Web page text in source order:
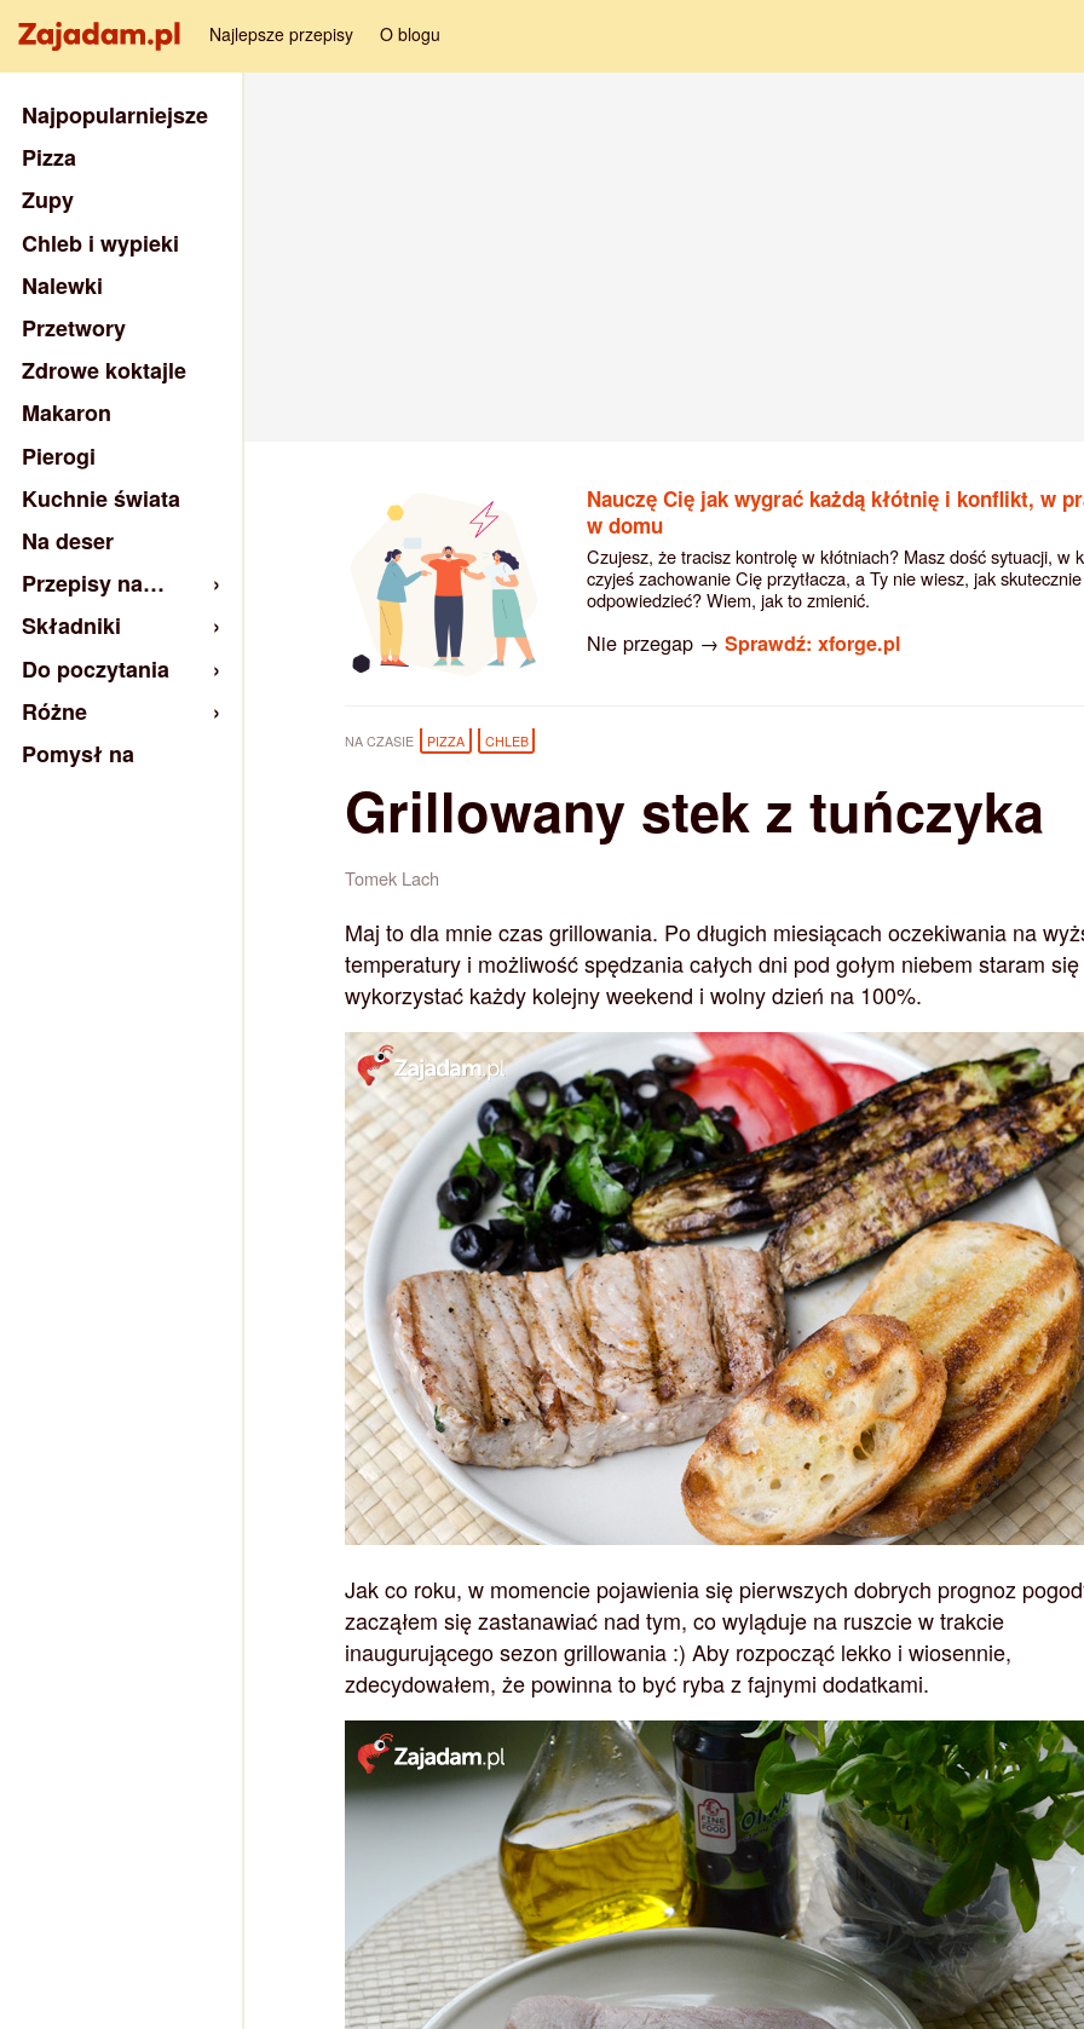
Najlepsze przepisy O blogu
Nauczę Cię jak wygrać każdą kłótnię i konflikt, w
w domu
Czujesz, że tracisz kontrolę w kłótniach? Masz dość sytuacji, w
czyjeś zachowanie Cię przytłacza, a Ty nie wiesz, jak skutecznie
odpowiedzieć? Wiem, jak to zmienić.
Nie przegap → Sprawdź: xforge.pl
NA CZASIE PIZZA CHLEB
Grillowany stek z tuńczyka
Tomek Lach
Maj to dla mnie czas grillowania. Po długich miesiącach oczekiwania na
temperatury i możliwość spędzania całych dni pod gołym niebem staram się
wykorzystać każdy kolejny weekend i wolny dzień na 100%.
Jak co roku, w momencie pojawienia się pierwszych dobrych prognoz
zacząłem się zastanawiać nad tym, co wyląduje na ruszcie w trakcie
inaugurującego sezon grillowania :) Aby rozpocząć lekko i wiosennie,
zdecydowałem, że powinna to być ryba z fajnymi dodatkami.
Najpopularniejsze
Pizza
Zupy
Chleb i wypieki
Nalewki
Przetwory
Zdrowe koktajle
Makaron
Pierogi
Kuchnie świata
Na deser
Przepisy na…
Składniki
Do poczytania
Różne
Pomysł na